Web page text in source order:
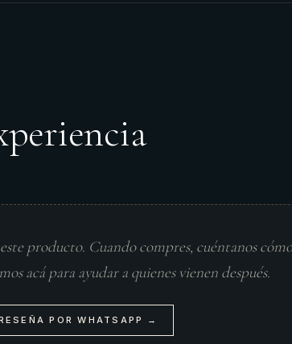
producto. Cuando compres, cuéntanos cómo
acá para ayudar a quienes vienen después.
POR WHATSAPP →